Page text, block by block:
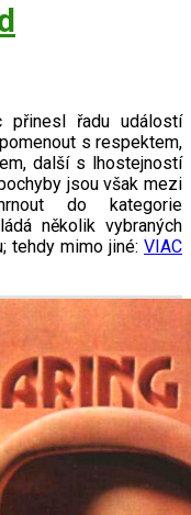
řadu událostí
s respektem,
další s lhostejností
jsou však mezi
do kategorie
několik vybraných
tehdy mimo jiné: VIAC